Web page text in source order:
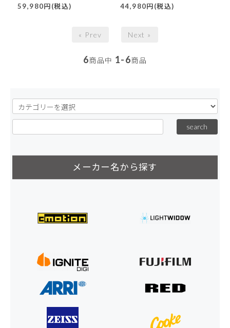
59,980円(税込)
44,980円(税込)
« Prev Next »
6商品中 1-6商品
メーカー名から探す